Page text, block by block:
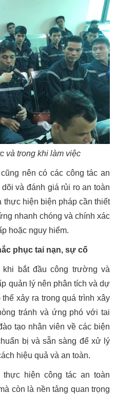
và trong khi làm việc
nên có các công tác an
và đánh giá rủi ro an toàn
thực hiện biện pháp cần thiết
nhanh chóng và chính xác
hoặc nguy hiểm.
phục tai nạn, sự cố
bắt đầu công trường và
quản lý nên phân tích và dự
xảy ra trong quá trình xây
tránh và ứng phó với tai
tạo nhân viên về các biện
bị và sẵn sàng để xử lý
hiệu quả và an toàn.
hiện công tác an toàn
còn là nền tảng quan trọng